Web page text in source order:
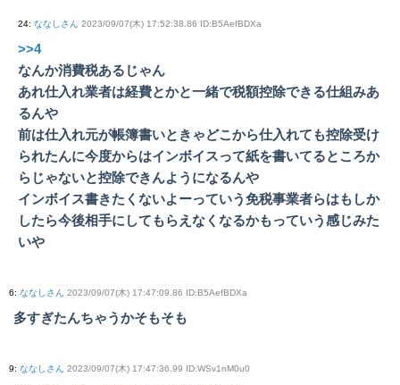
24: ななしさん 2023/09/07(木) 17:52:38.86 ID:B5AefBDXa
>>4
なんか消費税あるじゃん
あれ仕入れ業者は経費とかと一緒で税額控除できる仕組みあ
るんや
前は仕入れ元が帳簿書いときゃどこから仕入れても控除受け
られたんに今度からはインボイスって紙を書いてるところか
らじゃないと控除できんようになるんや
インボイス書きたくないよーっていう免税事業者らはもしか
したら今後相手にしてもらえなくなるかもっていう感じみた
いや
6: ななしさん 2023/09/07(木) 17:47:09.86 ID:B5AefBDXa
多すぎたんちゃうかそもそも
9: ななしさん 2023/09/07(木) 17:47:36.99 ID:WSv1nM0u0